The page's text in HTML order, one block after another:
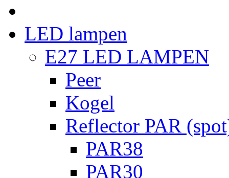
LED lampen
E27 LED LAMPEN
Peer
Kogel
Reflector PAR
PAR38
PAR30